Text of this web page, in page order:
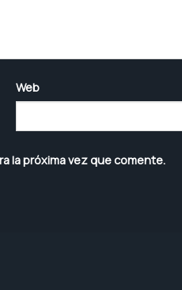
Web
la próxima vez que comente.